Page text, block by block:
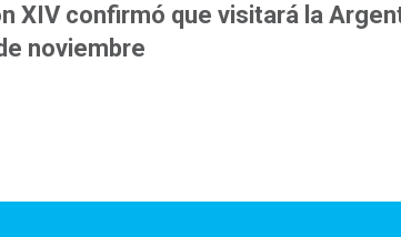
XIV confirmó que visitará la
noviembre